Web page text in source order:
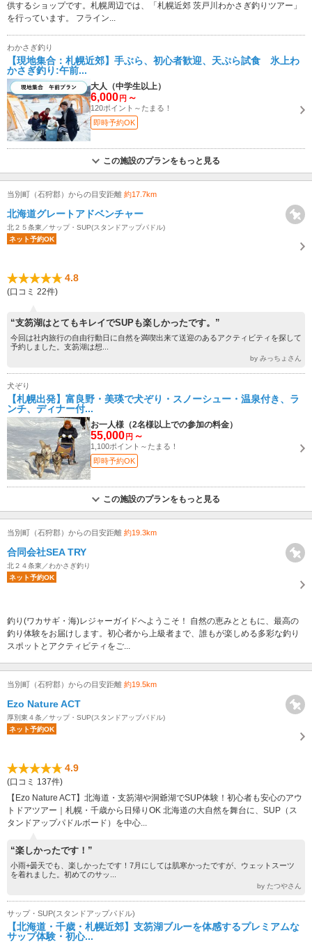
供するショップです。札幌周辺では、「札幌近郊 茨戸川わかさぎ釣りツアー」
を行っています。 フライン...
わかさぎ釣り
【現地集合：札幌近郊】手ぶら、初心者歓迎、天ぷら試食 氷上わ
かさぎ釣り:午前...
大人（中学生以上）
6,000 円 ～
120ポイント～たまる！
即時予約OK
この施設のプランをもっと見る
当別町（石狩郡）からの目安距離 約17.7km
北海道グレートアドベンチャー
北２５条東／サップ・SUP(スタンドアップパドル)
ネット予約OK
4.8
(口コミ 22件)
“支笏湖はとてもキレイでSUPも楽しかったです。”
今回は社内旅行の自由行動日に自然を満喫出来て送迎のあるアクティビティを探して
予約しました。支笏湖は想...
by みっちょさん
犬ぞり
【札幌出発】富良野・美瑛で犬ぞり・スノーシュー・温泉付き、ラ
ンチ、ディナー付...
お一人様（2名様以上での参加の料金）
55,000 円 ～
1,100ポイント～たまる！
即時予約OK
この施設のプランをもっと見る
当別町（石狩郡）からの目安距離 約19.3km
合同会社SEA TRY
北２４条東／わかさぎ釣り
ネット予約OK
釣り(ワカサギ・海)レジャーガイドへようこそ！ 自然の恵みとともに、最高の
釣り体験をお届けします。初心者から上級者まで、誰もが楽しめる多彩な釣り
スポットとアクティビティをご...
当別町（石狩郡）からの目安距離 約19.5km
Ezo Nature ACT
厚別東４条／サップ・SUP(スタンドアップパドル)
ネット予約OK
4.9
(口コミ 137件)
【Ezo Nature ACT】北海道・支笏湖や洞爺湖でSUP体験！初心者も安心のアウ
トドアツアー｜札幌・千歳から日帰りOK 北海道の大自然を舞台に、SUP（ス
タンドアップパドルボード）を中心...
“楽しかったです！”
小雨+曇天でも、楽しかったです！7月にしては肌寒かったですが、ウェットスーツ
を着れました。初めてのサッ...
by たつやさん
サップ・SUP(スタンドアップパドル)
【北海道・千歳・札幌近郊】支笏湖ブルーを体感するプレミアムな
サップ体験・初心...